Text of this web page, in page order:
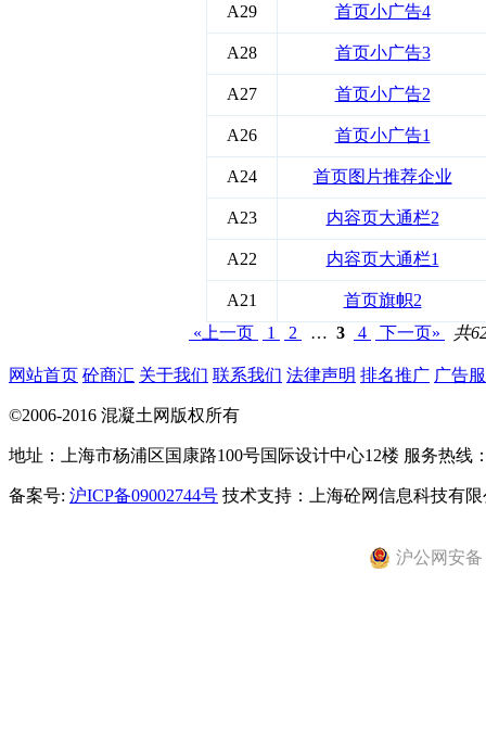
A29 首页小广告4
A28 首页小广告3
A27 首页小广告2
A26 首页小广告1
A24 首页图片推荐企业
A23 内容页大通栏2
A22 内容页大通栏1
A21
首页旗帜2
«上一页
1 2 … 3 4 下一页» 共
网站首页 砼商汇 关于我们 联系我们 法律声明 排名推广 广告
©2006-2016 混凝土网版权所有
地址：上海市杨浦区国康路100号国际设计中心12楼 服务热线
备案号: 沪ICP备09002744号 技术支持：上海砼网信息科技有
沪公网安备